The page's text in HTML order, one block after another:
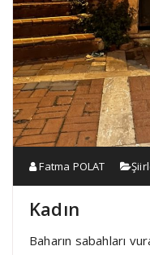
Fatma POLAT
Kadın
Baharın sabahları